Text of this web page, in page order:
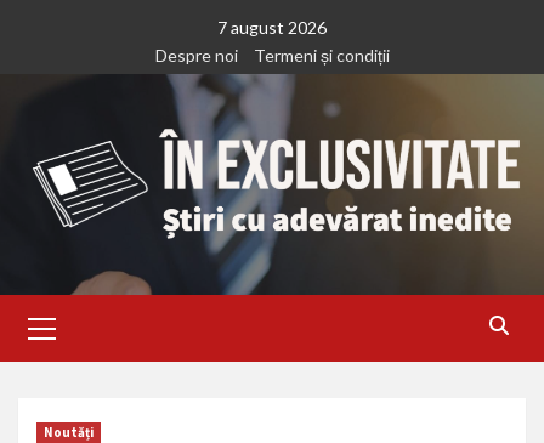
7 august 2026
Despre noi
Termeni și condiții
Menu
Noutăți